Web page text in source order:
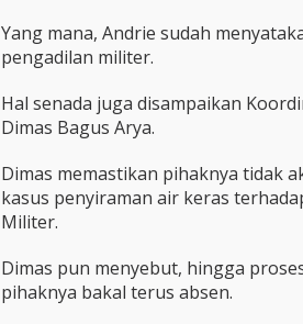
Yang mana, Andrie sudah
pengadilan militer.
Hal senada juga disampaikan
Dimas Bagus Arya.
Dimas memastikan pihaknya tidak
kasus penyiraman air keras
Militer.
Dimas pun menyebut, hingga
pihaknya bakal terus absen.